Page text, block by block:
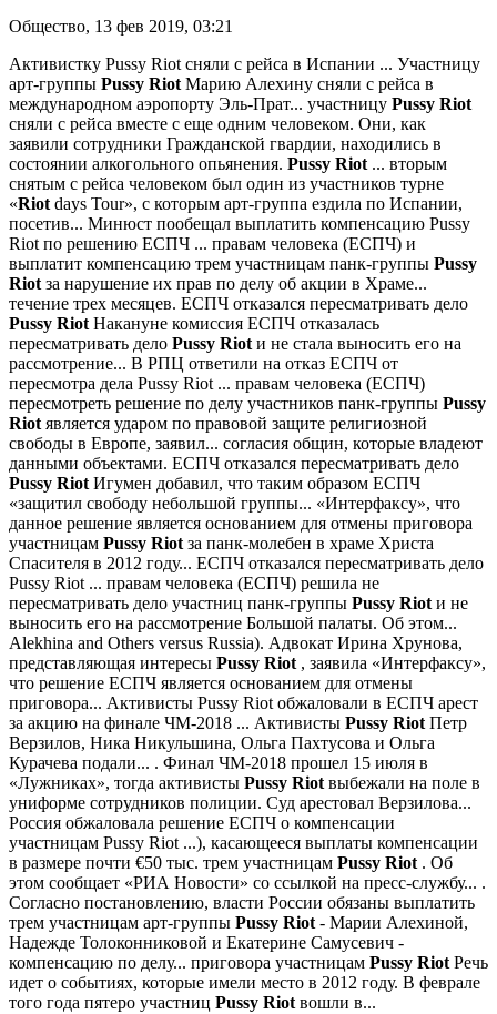
Общество, 13 фев 2019, 03:21
Активистку Pussy Riot сняли с рейса в Испании ... Участницу
арт-группы Pussy RiotМарию Алехину сняли с рейса в
международном аэропорту Эль-Прат... участницу Pussy Riot
сняли с рейса вместе с еще одним человеком. Они, как
заявили сотрудники Гражданской гвардии, находились в
состоянии алкогольного опьянения. Pussy Riot ... вторым
снятым с рейса человеком был один из участников турне
«Riotdays Tour», с которым арт-группа ездила по Испании,
посетив... Минюст пообещал выплатить компенсацию Pussy
Riot по решению ЕСПЧ ... правам человека (ЕСПЧ) и
выплатит компенсацию трем участницам панк-группы Pussy
Riotза нарушение их прав по делу об акции в Храме...
течение трех месяцев. ЕСПЧ отказался пересматривать дело
Pussy RiotНакануне комиссия ЕСПЧ отказалась
пересматривать дело Pussy Riotи не стала выносить его на
рассмотрение... В РПЦ ответили на отказ ЕСПЧ от
пересмотра дела Pussy Riot ... правам человека (ЕСПЧ)
пересмотреть решение по делу участников панк-группы Pussy
Riotявляется ударом по правовой защите религиозной
свободы в Европе, заявил... согласия общин, которые владеют
данными объектами. ЕСПЧ отказался пересматривать дело
Pussy Riot​ Игумен добавил, что таким образом ЕСПЧ
«защитил свободу небольшой группы... «Интерфаксу», что
данное решение является основанием для отмены приговора
участницам Pussy Riotза панк-молебен в храме Христа
Спасителя в 2012 году... ЕСПЧ отказался пересматривать дело
Pussy Riot ... правам человека (ЕСПЧ) решила не
пересматривать дело участниц панк-группы Pussy Riotи не
выносить его на рассмотрение Большой палаты. Об этом...
Alekhina and Others versus Russia). Адвокат Ирина Хрунова,
представляющая интересы Pussy Riot , заявила «Интерфаксу»,
что решение ЕСПЧ является основанием для отмены
приговора... Активисты Pussy Riot обжаловали в ЕСПЧ арест
за акцию на финале ЧМ-2018 ... Активисты Pussy RiotПетр
Верзилов, Ника Никульшина, Ольга Пахтусова и Ольга
Курачева подали... . Финал ЧМ-2018 прошел 15 июля в
«Лужниках», тогда активисты Pussy Riotвыбежали на поле в
униформе сотрудников полиции. Суд арестовал Верзилова...
Россия обжаловала решение ЕСПЧ о компенсации
участницам Pussy Riot ...), касающееся выплаты компенсации
в размере почти €50 тыс. трем участницам Pussy Riot . Об
этом сообщает «РИА Новости» со ссылкой на пресс-службу... .
Согласно постановлению, власти России обязаны выплатить
трем участницам арт-группы Pussy Riot- Марии Алехиной,
Надежде Толоконниковой и Екатерине Самусевич -
компенсацию по делу... приговора участницам Pussy RiotРечь
идет о событиях, которые имели место в 2012 году. В феврале
того года пятеро участниц Pussy Riotвошли в...